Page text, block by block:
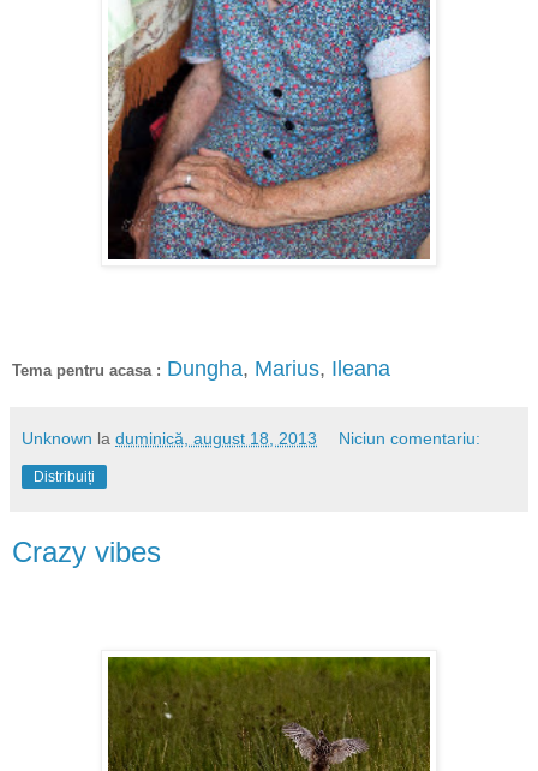
Tema pentru acasa : Dungha, Marius, Ileana
Unknown la duminică, august 18, 2013 Niciun comentariu:
Distribuiți
Crazy vibes